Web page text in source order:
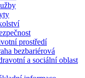
prostředí
bezbariérová
a sociální oblast